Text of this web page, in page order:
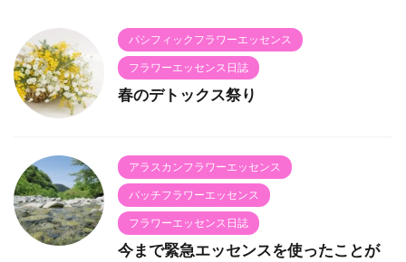
パシフィックフラワーエッセンス
フラワーエッセンス日誌
春のデトックス祭り
アラスカンフラワーエッセンス
バッチフラワーエッセンス
フラワーエッセンス日誌
今まで緊急エッセンスを使ったことが